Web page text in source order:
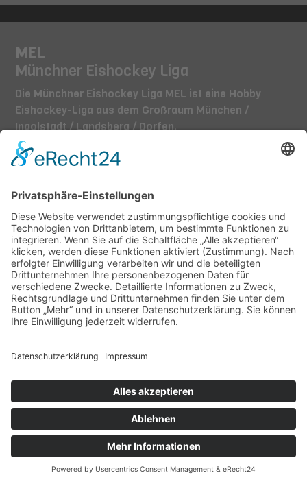
MEL
Münchner Eishockey Liga
Die Münchner Eishockey Liga MEL ist eine Hobby
Eishockey-Liga aus dem Großraum München /
Ingolstadt / Landsberg / Dorfen.
TEAMS
|Downloads
2018 - 2026